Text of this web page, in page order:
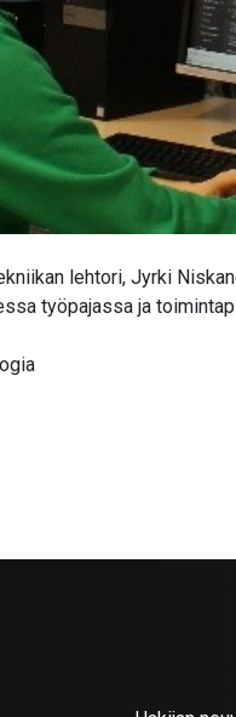
lehtori, Jyrki
työpajassa ja